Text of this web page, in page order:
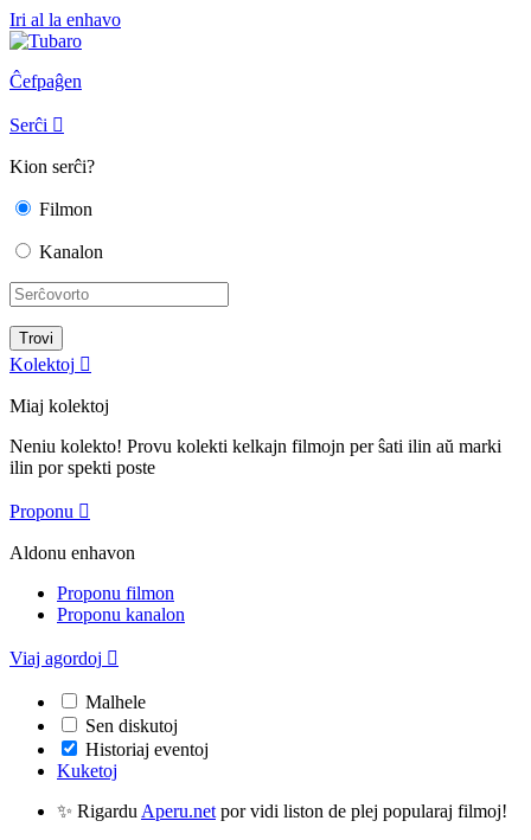
Iri al la enhavo
Ĉefpaĝen
Serĉi 
Kion serĉi?
Filmon
Kanalon
Kolektoj 
Miaj kolektoj
Neniu kolekto! Provu kolekti kelkajn filmojn per ŝati ilin aŭ marki
ilin por spekti poste
Proponu 
Aldonu enhavon
Proponu filmon
Proponu kanalon
Viaj agordoj 
Malhele
Sen diskutoj
Historiaj eventoj
Kuketoj
✨ Rigardu Aperu.net por vidi liston de plej popularaj filmoj!